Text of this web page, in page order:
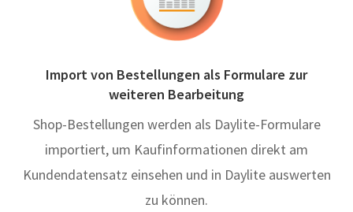
Import von Bestellungen als Formulare zur
weiteren Bearbeitung
Shop-Bestellungen werden als Daylite-Formulare
importiert, um Kaufinformationen direkt am
Kundendatensatz einsehen und in Daylite auswerten
zu können.